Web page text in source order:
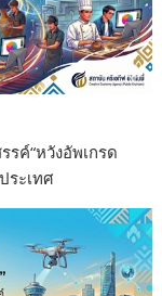
รค์“หวังอัพเกรด
ระเทศ